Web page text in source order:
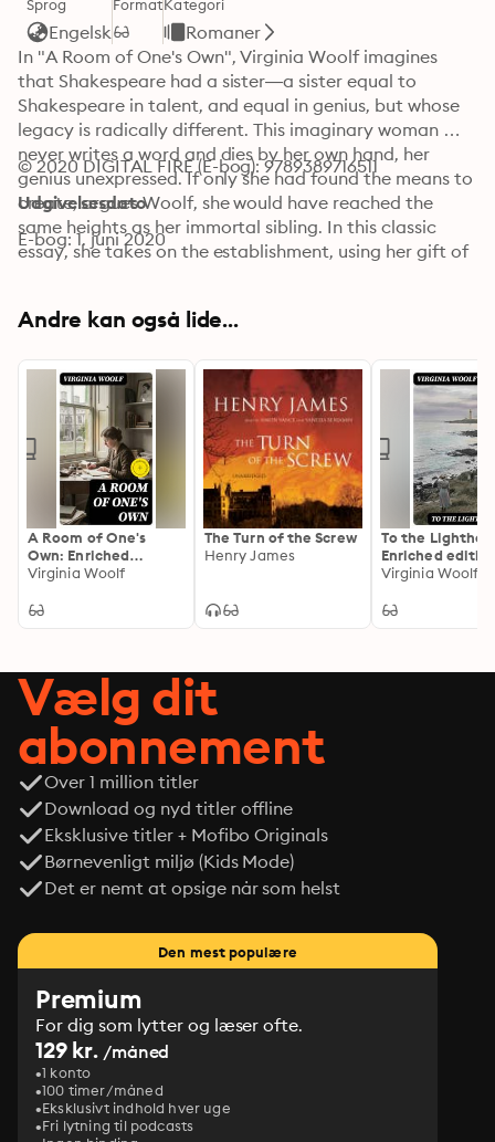
Sprog
Engelsk
FormatKategori
Romaner
In "A Room of One's Own", Virginia Woolf imagines
that Shakespeare had a sister—a sister equal to
Shakespeare in talent, and equal in genius, but whose
legacy is radically different. This imaginary woman
never writes a word and dies by her own hand, her
genius unexpressed. If only she had found the means to
create, argues Woolf, she would have reached the
same heights as her immortal sibling. In this classic
essay, she takes on the establishment, using her gift of
simple one—women must have a fixed income and a
create. Woolf's blazing polemic on female creativity,
the role of the writer, and the silent fate of
Shakespeare's imaginary sister remains a powerful
reminder of a woman's need for financial independence
and intellectual freedom.
© 2020 DIGITAL FIRE (E-bog): 9789389716511
Udgivelsesdato
E-bog: 1. juni 2020
Andre kan også lide...
A Room of One's
Own: Enriched
edition.
Virginia Woolf
The Turn of the Screw
Henry James
To the
Enriched
Virginia Woolf
Vælg dit
abonnement
Over 1 million titler
Download og nyd titler offline
Eksklusive titler + Mofibo Originals
Børnevenligt miljø (Kids Mode)
Det er nemt at opsige når som helst
Den mest populære
Premium
For dig som lytter og læser ofte.
129 kr. /måned
1 konto
100 timer/måned
Eksklusivt indhold hver uge
Fri lytning til podcasts